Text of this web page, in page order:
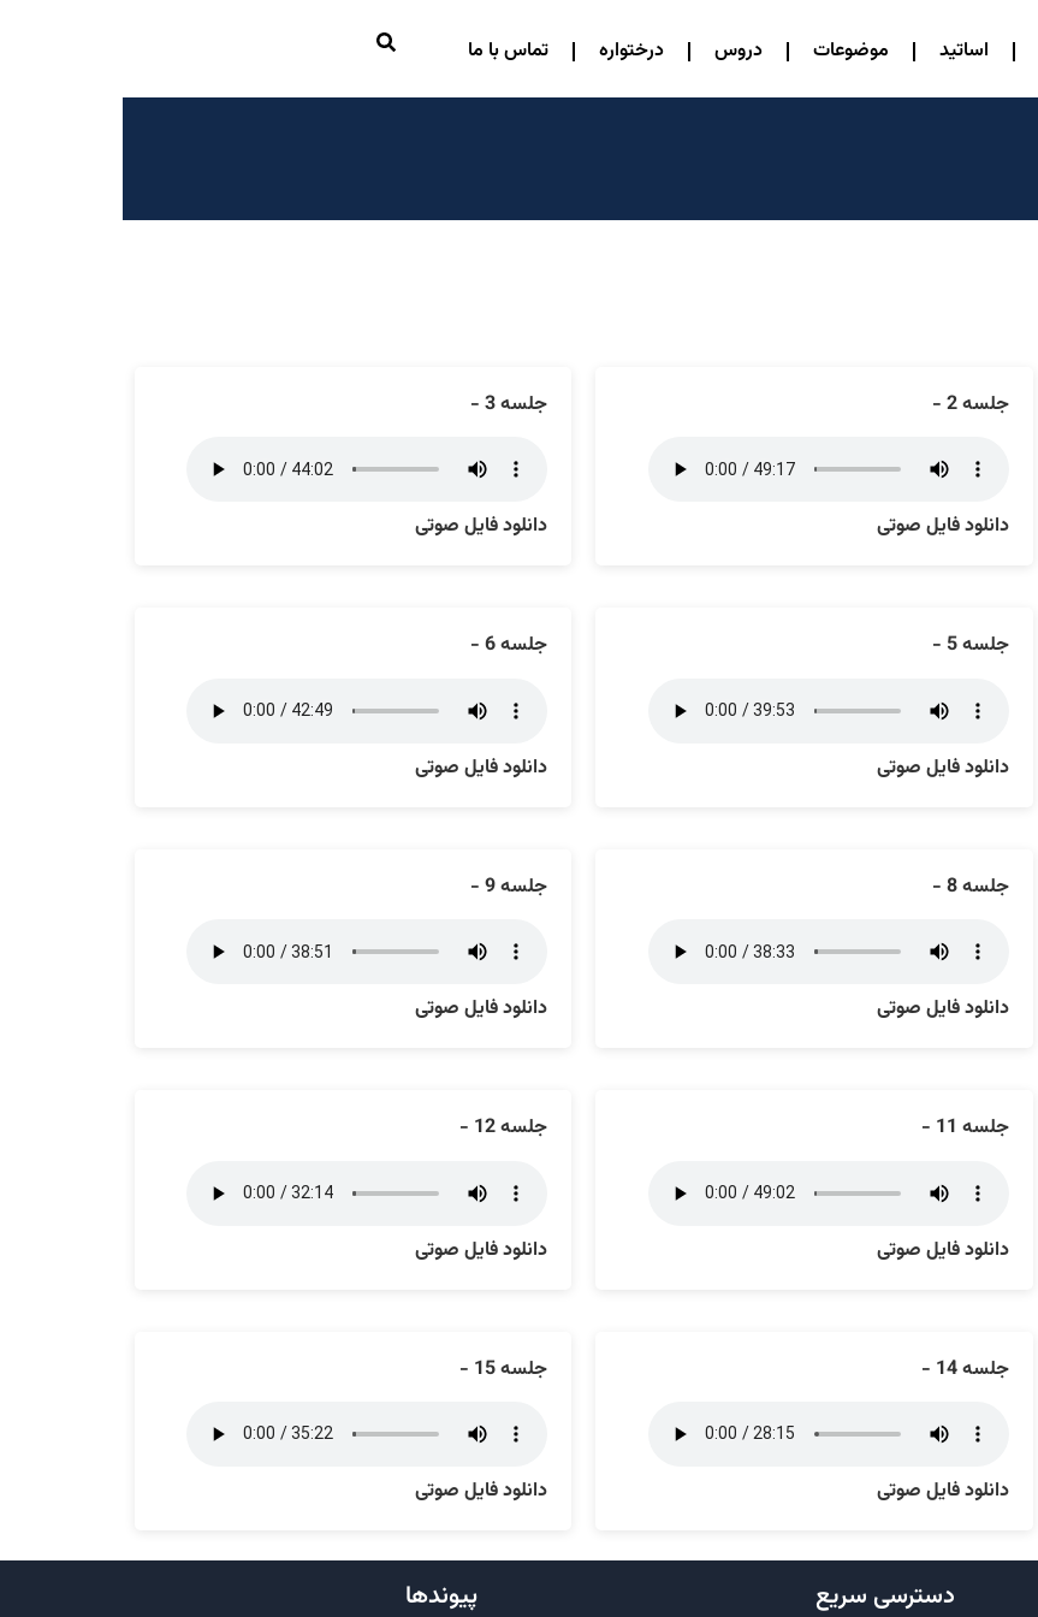
اساتید موضوعات دروس درختواره تماس با ما
جلسه 2 -
دانلود فایل صوتی
جلسه 3 -
دانلود فایل صوتی
جلسه 5 -
دانلود فایل صوتی
جلسه 6 -
دانلود فایل صوتی
جلسه 8 -
دانلود فایل صوتی
جلسه 9 -
دانلود فایل صوتی
جلسه 11 -
دانلود فایل صوتی
جلسه 12 -
دانلود فایل صوتی
جلسه 14 -
دانلود فایل صوتی
جلسه 15 -
دانلود فایل صوتی
دسترسی سریع پیوندها